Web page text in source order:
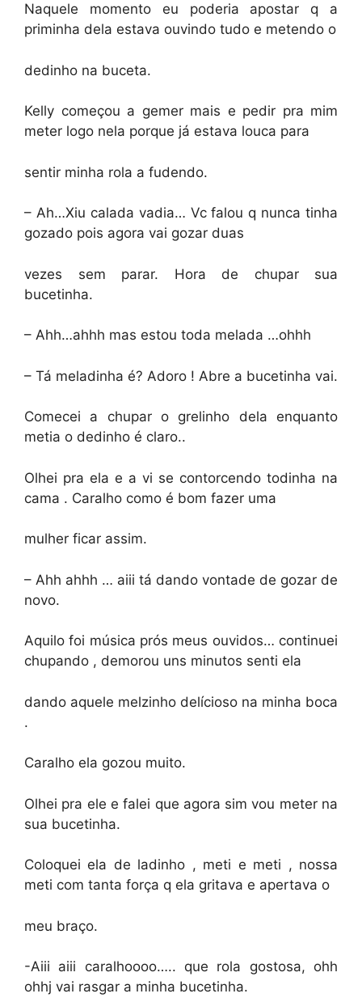
Naquele momento eu poderia apostar q a
priminha dela estava ouvindo tudo e metendo o
dedinho na buceta.
Kelly começou a gemer mais e pedir pra mim
meter logo nela porque já estava louca para
sentir minha rola a fudendo.
– Ah…Xiu calada vadia… Vc falou q nunca tinha
gozado pois agora vai gozar duas
vezes sem parar. Hora de chupar sua
bucetinha.
– Ahh…ahhh mas estou toda melada …ohhh
– Tá meladinha é? Adoro ! Abre a bucetinha vai.
Comecei a chupar o grelinho dela enquanto
metia o dedinho é claro..
Olhei pra ela e a vi se contorcendo todinha na
cama . Caralho como é bom fazer uma
mulher ficar assim.
– Ahh ahhh … aiii tá dando vontade de gozar de
novo.
Aquilo foi música prós meus ouvidos… continuei
chupando , demorou uns minutos senti ela
dando aquele melzinho delícioso na minha boca
.
Caralho ela gozou muito.
Olhei pra ele e falei que agora sim vou meter na
sua bucetinha.
Coloquei ela de ladinho , meti e meti , nossa
meti com tanta força q ela gritava e apertava o
meu braço.
-Aiii aiii caralhoooo….. que rola gostosa, ohh
ohhj vai rasgar a minha bucetinha.